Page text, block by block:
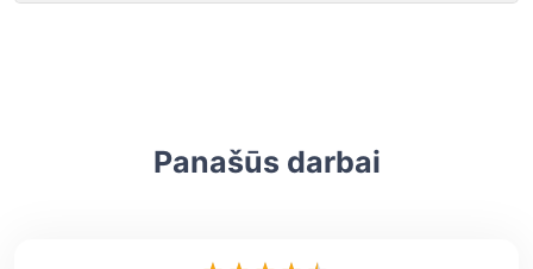
Panašūs darbai